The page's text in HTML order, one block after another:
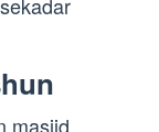
masjid